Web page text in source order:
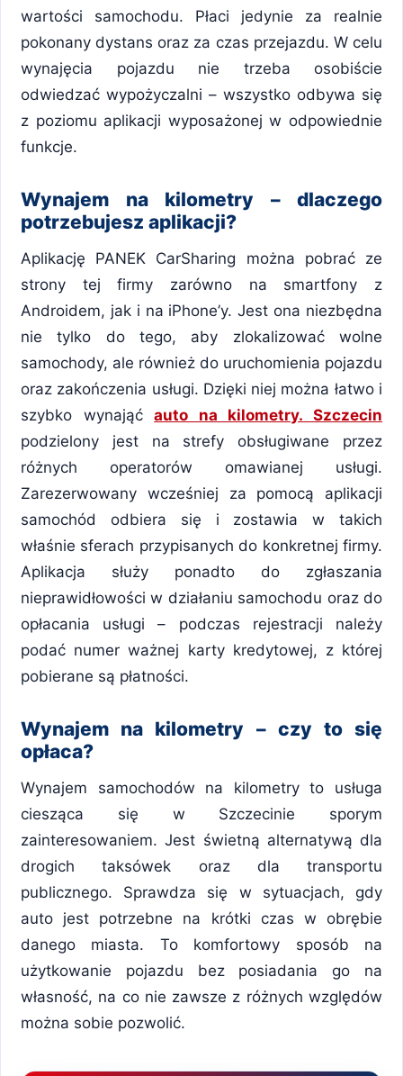
wartości samochodu. Płaci jedynie za realnie
pokonany dystans oraz za czas przejazdu. W celu
wynajęcia pojazdu nie trzeba osobiście
odwiedzać wypożyczalni – wszystko odbywa się
z poziomu aplikacji wyposażonej w odpowiednie
funkcje.
Wynajem na kilometry – dlaczego
potrzebujesz aplikacji?
Aplikację PANEK CarSharing można pobrać ze
strony tej firmy zarówno na smartfony z
Androidem, jak i na iPhone’y. Jest ona niezbędna
nie tylko do tego, aby zlokalizować wolne
samochody, ale również do uruchomienia pojazdu
oraz zakończenia usługi. Dzięki niej można łatwo i
szybko wynająćauto na kilometry. Szczecin
podzielony jest na strefy obsługiwane przez
różnych operatorów omawianej usługi.
Zarezerwowany wcześniej za pomocą aplikacji
samochód odbiera się i zostawia w takich
właśnie sferach przypisanych do konkretnej firmy.
Aplikacja służy ponadto do zgłaszania
nieprawidłowości w działaniu samochodu oraz do
opłacania usługi – podczas rejestracji należy
podać numer ważnej karty kredytowej, z której
pobierane są płatności.
Wynajem na kilometry – czy to się
opłaca?
Wynajem samochodów na kilometry to usługa
ciesząca się w Szczecinie sporym
zainteresowaniem. Jest świetną alternatywą dla
drogich taksówek oraz dla transportu
publicznego. Sprawdza się w sytuacjach, gdy
auto jest potrzebne na krótki czas w obrębie
danego miasta. To komfortowy sposób na
użytkowanie pojazdu bez posiadania go na
własność, na co nie zawsze z różnych względów
można sobie pozwolić.